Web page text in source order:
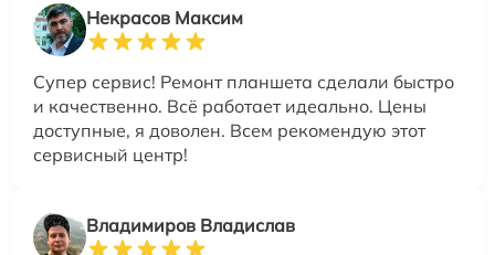
Некрасов Максим
Супер сервис! Ремонт планшета сделали быстро
и качественно. Всё работает идеально. Цены
доступные, я доволен. Всем рекомендую этот
сервисный центр!
Владимиров Владислав